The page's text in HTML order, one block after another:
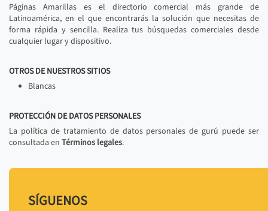
Páginas Amarillas es el directorio comercial más grande de
Latinoamérica, en el que encontrarás la solución que necesitas de
forma rápida y sencilla. Realiza tus búsquedas comerciales desde
cualquier lugar y dispositivo.
OTROS DE NUESTROS SITIOS
Blancas
PROTECCIÓN DE DATOS PERSONALES
La política de tratamiento de datos personales de gurú puede ser
consultada en Términos legales.
SÍGUENOS